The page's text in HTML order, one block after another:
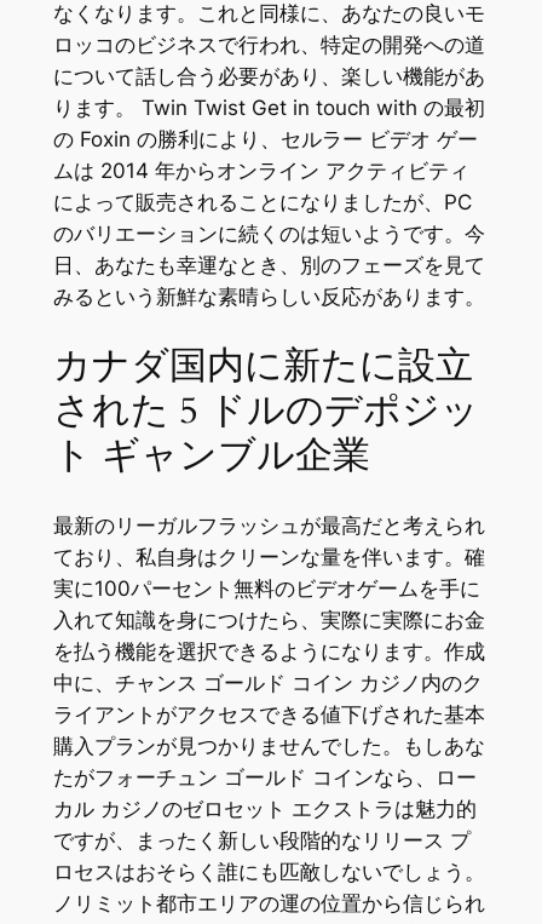
なくなります。これと同様に、あなたの良いモ
ロッコのビジネスで行われ、特定の開発への道
について話し合う必要があり、楽しい機能があ
ります。 Twin Twist Get in touch with の最初
の Foxin の勝利により、セルラー ビデオ ゲー
ムは 2014 年からオンライン アクティビティ
によって販売されることになりましたが、PC
のバリエーションに続くのは短いようです。今
日、あなたも幸運なとき、別のフェーズを見て
みるという新鮮な素晴らしい反応があります。
カナダ国内に新たに設立
された 5 ドルのデポジッ
ト ギャンブル企業
最新のリーガルフラッシュが最高だと考えられ
ており、私自身はクリーンな量を伴います。確
実に100パーセント無料のビデオゲームを手に
入れて知識を身につけたら、実際に実際にお金
を払う機能を選択できるようになります。作成
中に、チャンス ゴールド コイン カジノ内のク
ライアントがアクセスできる値下げされた基本
購入プランが見つかりませんでした。もしあな
たがフォーチュン ゴールド コインなら、ロー
カル カジノのゼロセット エクストラは魅力的
ですが、まったく新しい段階的なリリース プ
ロセスはおそらく誰にも匹敵しないでしょう。
ノリミット都市エリアの運の位置から信じられ